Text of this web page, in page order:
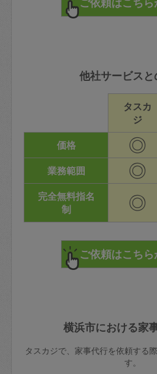
他社サービス
タスカ
ジ
価格
◎
業務範囲 ◎
完全無料指名
制
◎
横浜市における家
タスカジで、家事代行を依頼する
す。